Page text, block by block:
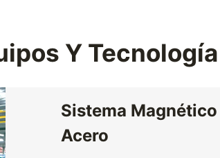
Y
Sistema Magnético
Acero